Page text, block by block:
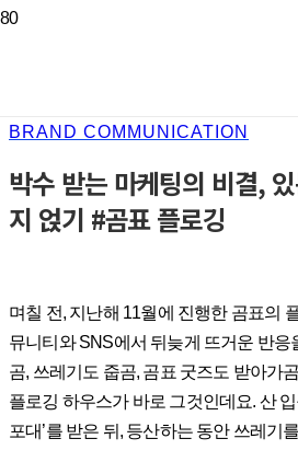
BRAND COMMUNICATION
박수 받는 마케팅의 비결,
지 얹기 #곰표 플로깅
며칠 전, 지난해 11월에 진행한 곰표의
뮤니티와 SNS에서 뒤늦게 뜨거운 반응
곰, 쓰레기도 줍곰, 곰표 굿즈도 받아가
플로깅 하우스가 바로 그것인데요. 산
포대’를 받은 뒤, 등산하는 동안 쓰레기